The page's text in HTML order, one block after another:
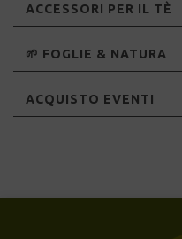
ACCESSORI PER IL TÈ
🌱 FOGLIE & NATURA
ACQUISTO EVENTI